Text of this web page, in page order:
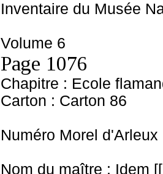
Inventaire du Musée
Volume 6
Page 1076
Chapitre : Ecole
Carton : Carton 86
Numéro Morel d'Arleux
Nom du maître : Idem